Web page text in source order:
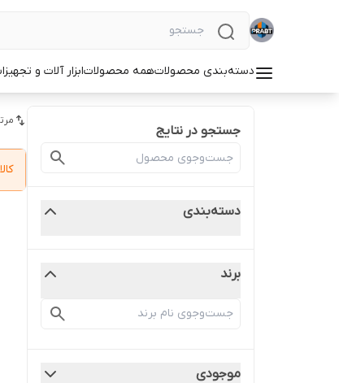
دسته‌بندی محصولاتهمه محصولاتابزار آلات و
جستجو در نتایج
دسته‌بندی
برند
موجودی